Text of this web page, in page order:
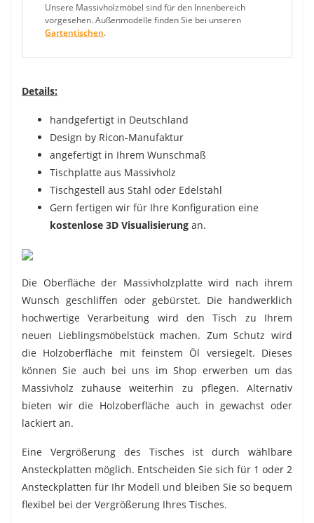
Unsere Massivholzmöbel sind für den Innenbereich
vorgesehen. Außenmodelle finden Sie bei unseren
Gartentischen.
Details:
handgefertigt in Deutschland
Design by Ricon-Manufaktur
angefertigt in Ihrem Wunschmaß
Tischplatte aus Massivholz
Tischgestell aus Stahl oder Edelstahl
Gern fertigen wir für Ihre Konfiguration eine
kostenlose 3D Visualisierung an.
Die Oberfläche der Massivholzplatte wird nach ihrem
Wunsch geschliffen oder gebürstet. Die handwerklich
hochwertige Verarbeitung wird den Tisch zu Ihrem
neuen Lieblingsmöbelstück machen. Zum Schutz wird
die Holzoberfläche mit feinstem Öl versiegelt. Dieses
können Sie auch bei uns im Shop erwerben um das
Massivholz zuhause weiterhin zu pflegen. Alternativ
bieten wir die Holzoberfläche auch in gewachst oder
lackiert an.
Eine Vergrößerung des Tisches ist durch wählbare
Ansteckplatten möglich. Entscheiden Sie sich für 1 oder 2
Ansteckplatten für Ihr Modell und bleiben Sie so bequem
flexibel bei der Vergrößerung Ihres Tisches.